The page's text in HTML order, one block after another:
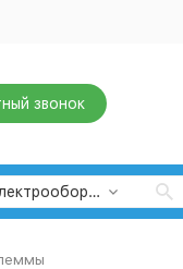
звонок
Электрооборудование